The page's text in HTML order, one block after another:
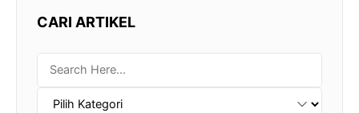
CARI ARTIKEL